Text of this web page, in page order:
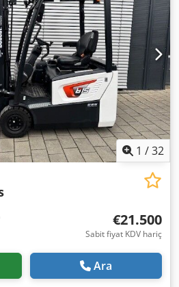
Akü Özellikleri: 24 Volt 150 Ah
1 /32
€21.500
Sabit fiyat KDV hariç
Ara